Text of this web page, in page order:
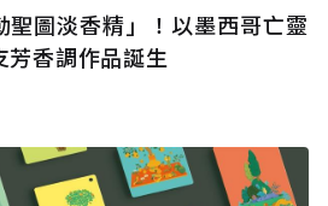
聖圖淡香精」！以墨西哥亡靈
芳香調作品誕生